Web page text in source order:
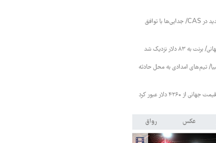
پرسپولیس بدون پرونده جدید در CAS/ جدایی‌ها با توافق
۸۳ دلار نزدیک شد
تیم‌های امدادی به محل حادثه
۴۲۶۰ دلار عبور کرد
عکس رواق